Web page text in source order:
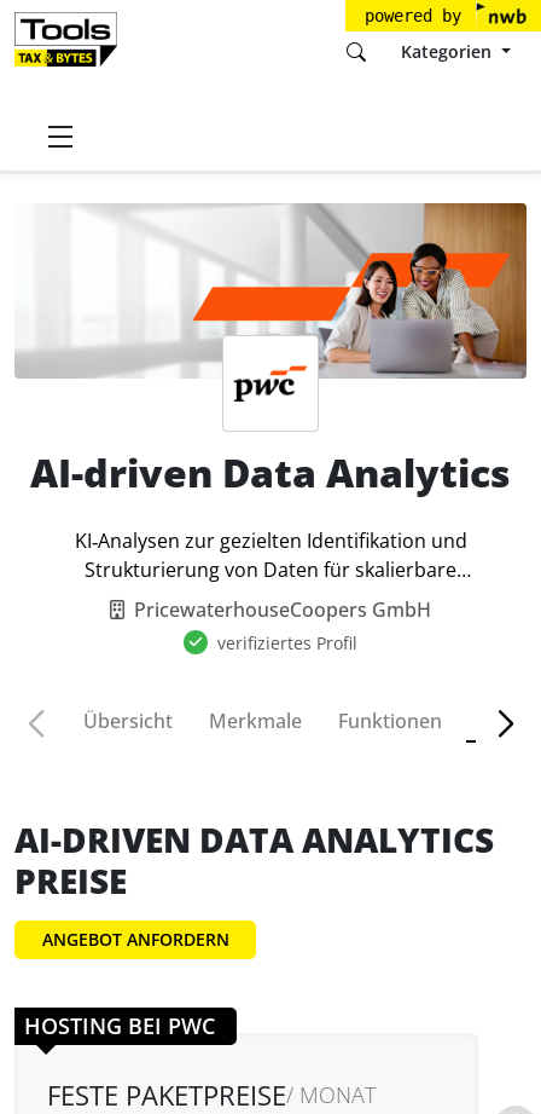
powered by
Kategorien
Startseite
AI-driven Data Analytics
KI‑Analysen zur gezielten Identifikation und
Strukturierung von Daten für skalierbare
Wertschöpfung.
PricewaterhouseCoopers GmbH
verifiziertes Profil
Übersicht Merkmale Funktionen Preise
AI-DRIVEN DATA ANALYTICS
PREISE
ANGEBOT ANFORDERN
HOSTING BEI PWC
FESTE PAKETPREISE/ MONAT